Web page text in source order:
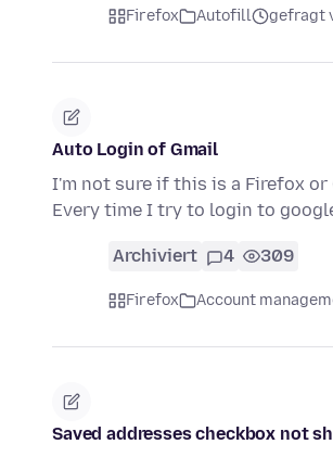
Firefox Autofill gefragt
Auto Login of Gmail
I'm not sure if this is a Firefox or
Every time I try to login to
Archiviert 4 309
Firefox Account
Saved addresses checkbox not